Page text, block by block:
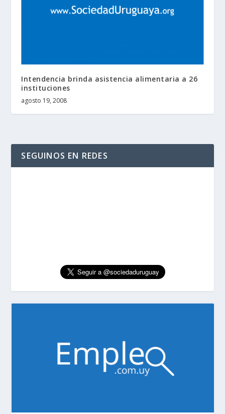
Intendencia brinda asistencia alimentaria a 26
instituciones
agosto 19, 2008
SEGUINOS EN REDES